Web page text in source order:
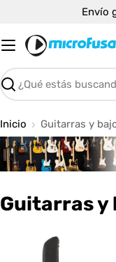
contenido
Envío
Buscar
Inicio Guitarras y
C
Guitarras y